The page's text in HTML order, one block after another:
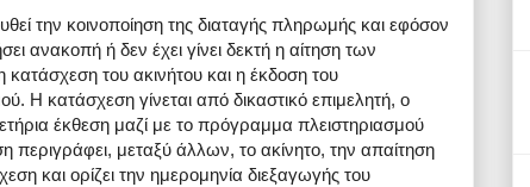
την κοινοποίηση της διαταγής πληρωμής και εφόσον
ανακοπή ή δεν έχει γίνει δεκτή η αίτηση των
κατάσχεση του ακινήτου και η έκδοση του
Η κατάσχεση γίνεται από δικαστικό επιμελητή, ο
έκθεση μαζί με το πρόγραμμα πλειστηριασμού
περιγράφει, μεταξύ άλλων, το ακίνητο, την απαίτηση
και ορίζει την ημερομηνία διεξαγωγής του